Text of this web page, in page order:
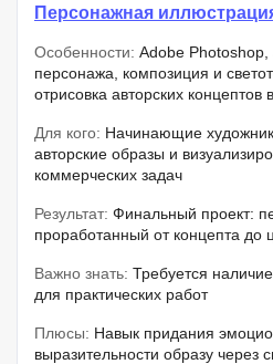
Персонажная
Особенности: Adobe Photoshop,
персонажа, композиция и
отрисовка авторских
Для кого: Начинающие
авторские образы и
коммерческих задач
Результат: Финальный проект:
проработанный от концепта до
Важно знать: Требуется
для практических работ
Плюсы: Навык придания
выразительности образу через